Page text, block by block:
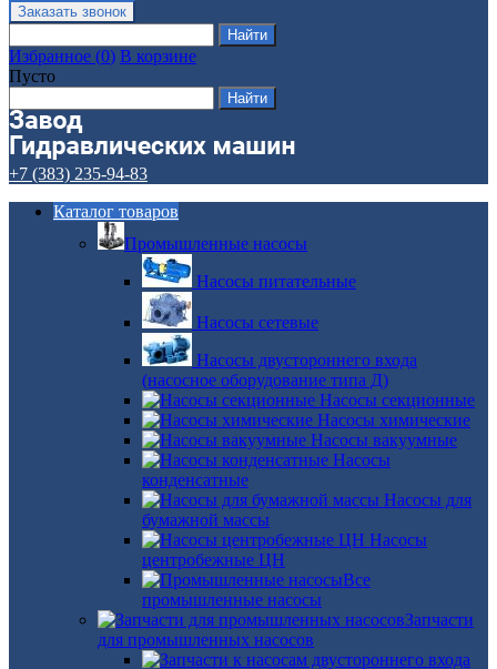
Избранное (0) В корзине
Пусто
+7 (383) 235-94-83
Каталог товаров
Промышленные насосы
Насосы питательные
Насосы сетевые
Насосы двустороннего входа
(насосное оборудование типа Д)
Насосы секционные
Насосы химические
Насосы вакуумные
Насосы
конденсатные
Насосы для
бумажной массы
Насосы
центробежные ЦН
Все
промышленные насосы
Запчасти
для промышленных насосов